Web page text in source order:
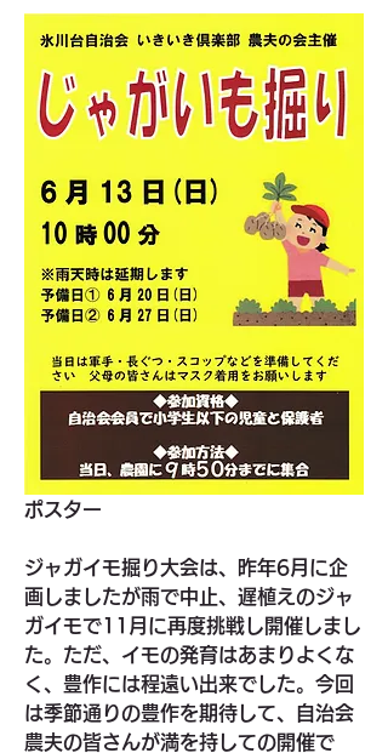
ポスター
ジャガイモ掘り大会は、昨年6月に企
画しましたが雨で中止、遅植えのジャ
ガイモで11月に再度挑戦し開催しまし
た。ただ、イモの発育はあまりよくな
く、豊作には程遠い出来でした。今回
は季節通りの豊作を期待して、自治会
農夫の皆さんが満を持しての開催で